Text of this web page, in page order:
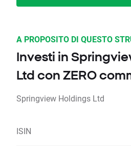
A PROPOSITO DI QUESTO
Investi in
Ltd con ZERO
Springview Holdings Ltd
ISIN